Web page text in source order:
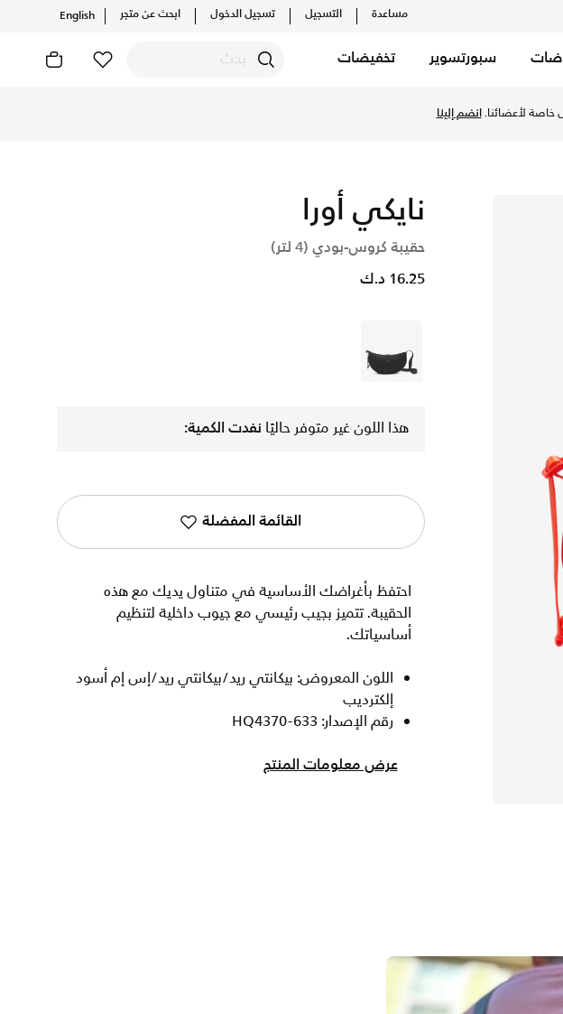
مساعدة التسجيل تسجيل الدخول ابحث عن متجر English
سبورتسوير تخفيضات
خاصة لأعضائنا.انضم إلينا
نايكي أورا
حقيبة كروس-بودي (4 لتر)
16.25 د.ك
أسود
هذا اللون غير متوفر حاليًا نفدت الكمية:
القائمة المفضلة
احتفظ بأغراضك الأساسية في متناول يديك مع هذه
الحقيبة. تتميز بجيب رئيسي مع جيوب داخلية لتنظيم
أساسياتك.
اللون المعروض: بيكانتي ريد/بيكانتي ريد/إس إم أسود
إلكترديب
رقم الإصدار: HQ4370-633
عرض معلومات المنتج